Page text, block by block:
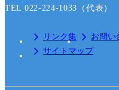
TEL 022-224-1033（代表）
リンク集 お問い
サイトマップ